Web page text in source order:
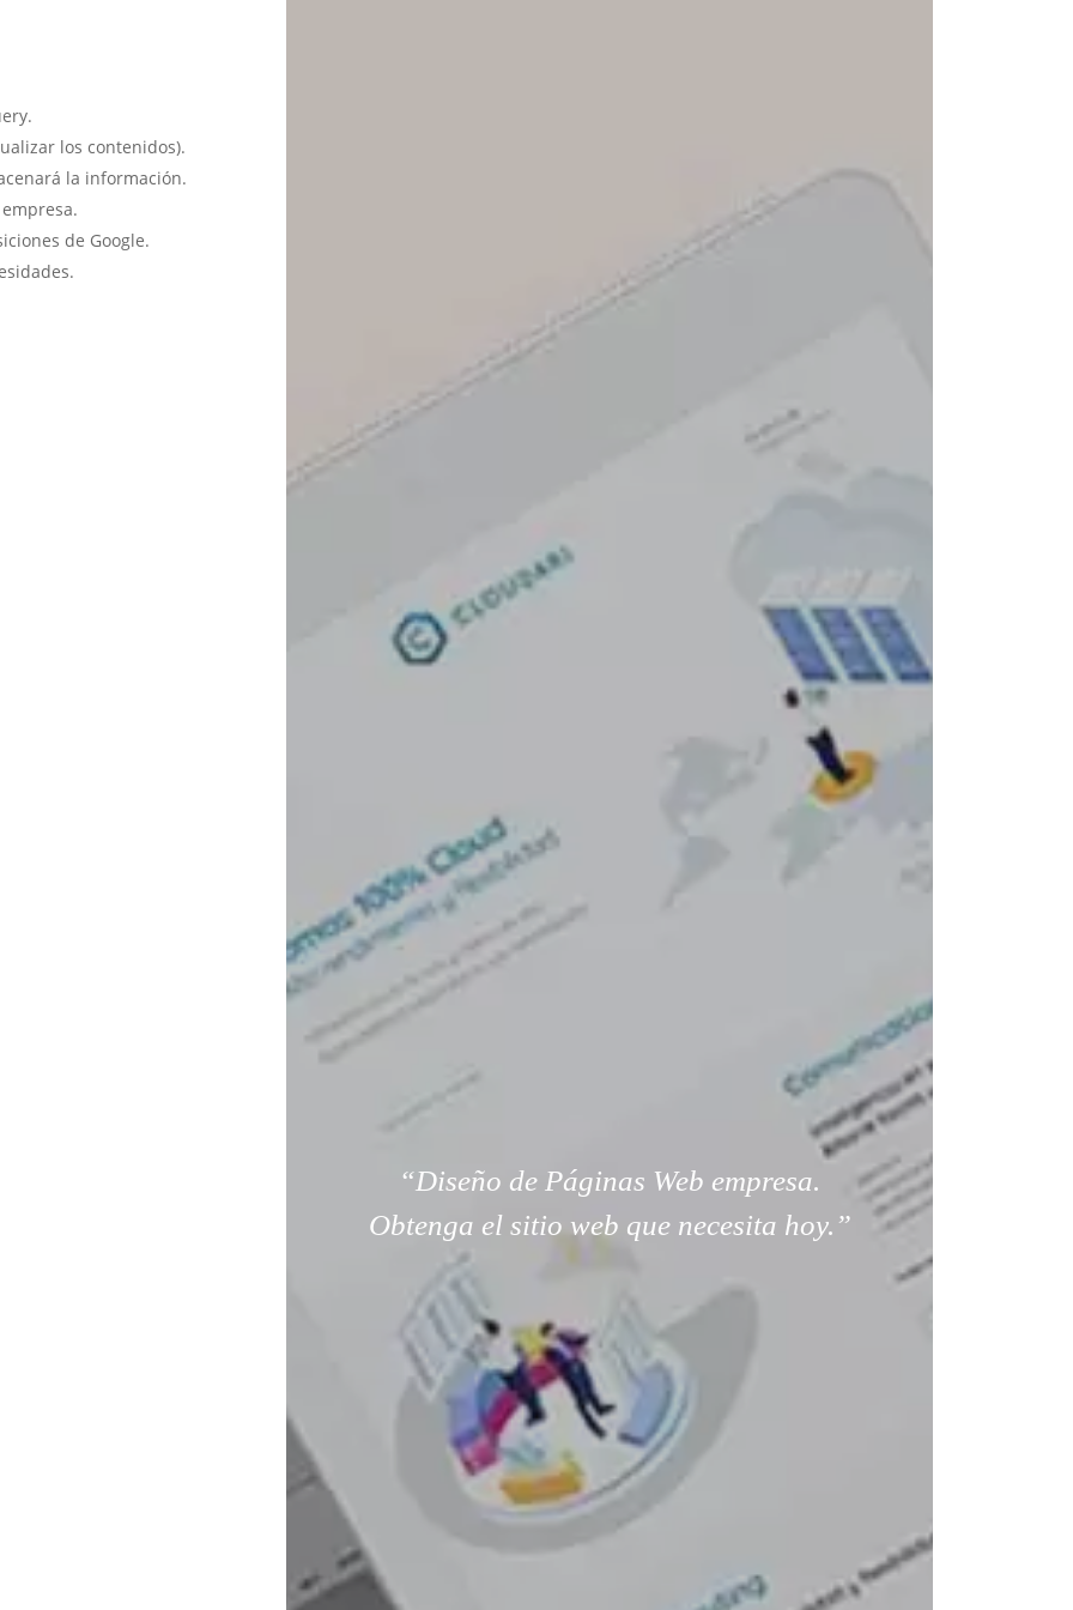
“Diseño de Páginas Web empresa.
Obtenga el sitio web que necesita hoy.”
los contenidos).
la información.
de Google.